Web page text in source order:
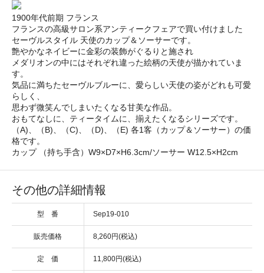
1900年代前期 フランス
フランスの高級サロン系アンティークフェアで買い付けました
セーヴルスタイル 天使のカップ＆ソーサーです。
艶やかなネイビーに金彩の装飾がぐるりと施され
メダリオンの中にはそれぞれ違った絵柄の天使が描かれていま
す。
気品に満ちたセーヴルブルーに、愛らしい天使の姿がどれも可愛
らしく、
思わず微笑んでしまいたくなる甘美な作品。
おもてなしに、ティータイムに、揃えたくなるシリーズです。
（A)、（B)、（C)、（D)、（E) 各1客（カップ＆ソーサー）の価
格です。
カップ （持ち手含）W9×D7×H6.3cm/ソーサー W12.5×H2cm
その他の詳細情報
型 番 Sep19-010
販売価格 8,260円(税込)
定 価 11,800円(税込)